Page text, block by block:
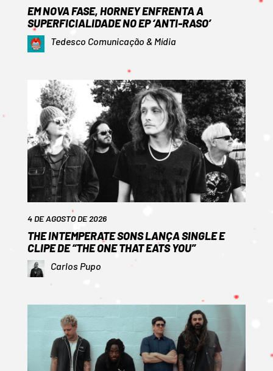
EM NOVA FASE, HORNEY ENFRENTA A
SUPERFICIALIDADE NO EP ‘ANTI-RASO’
Tedesco Comunicação & Mídia
4 DE AGOSTO DE 2026
THE INTEMPERATE SONS LANÇA SINGLE E
CLIPE DE “THE ONE THAT EATS YOU”
Carlos Pupo